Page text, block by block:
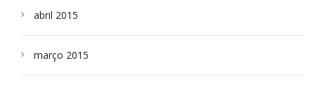
abril 2015
março 2015